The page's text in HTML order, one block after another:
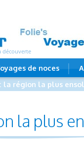
découverte
de noces
la région la plus
la plus